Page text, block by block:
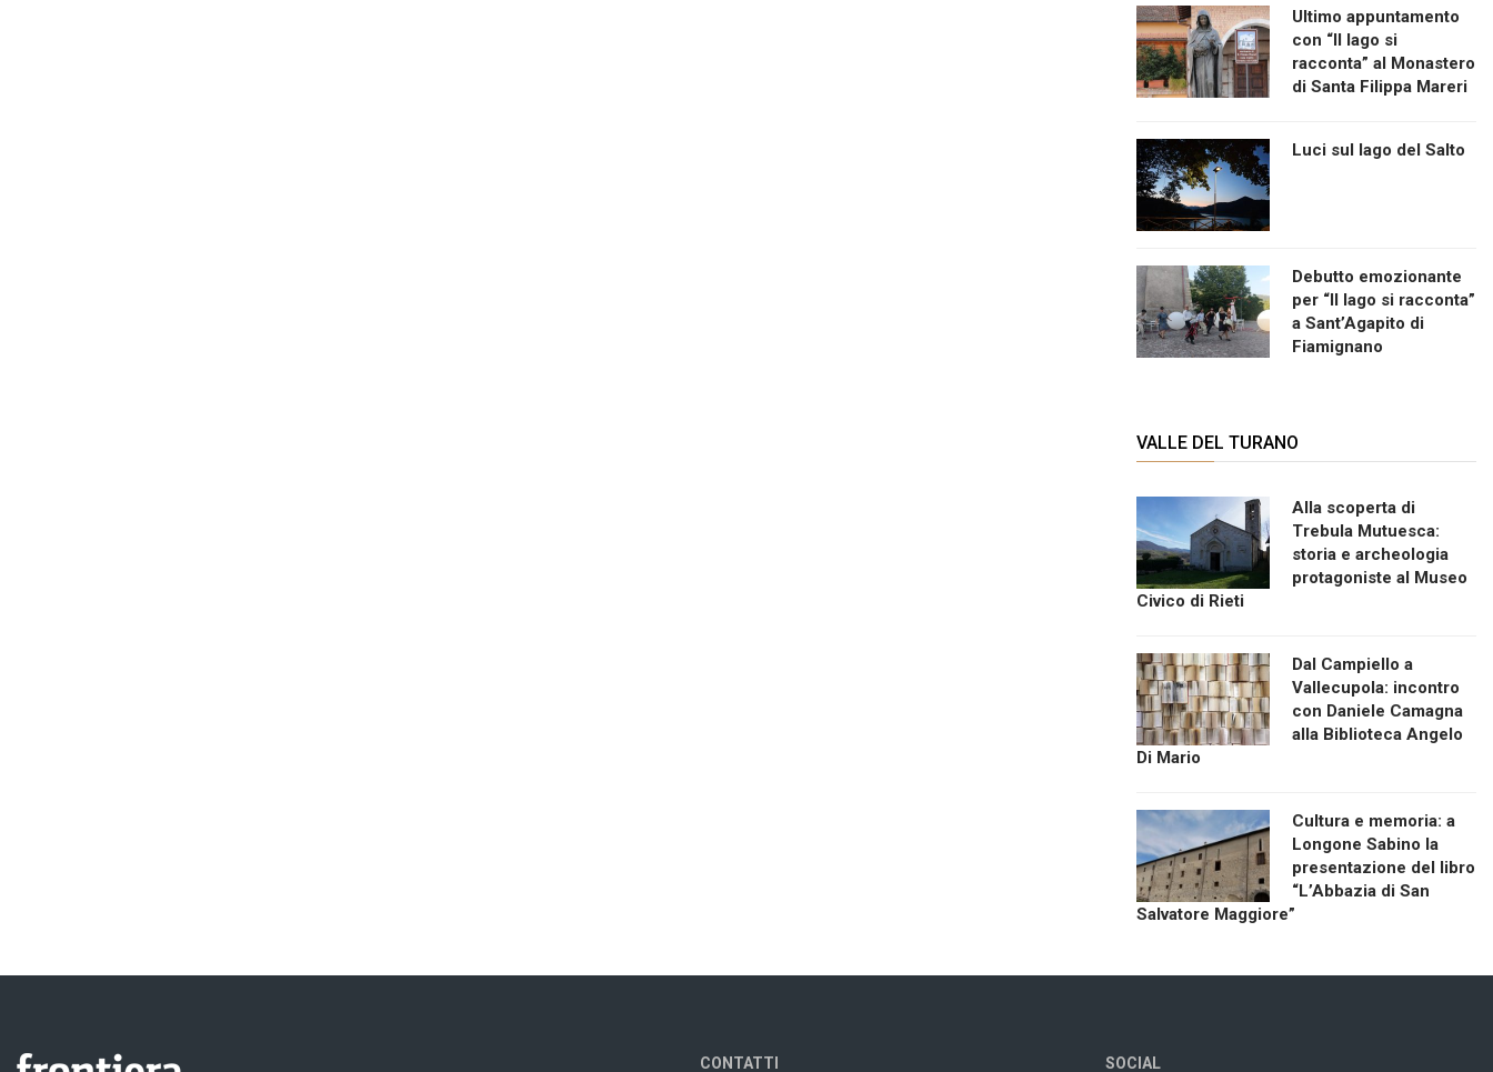
Ultimo appuntamento
con “Il lago si
racconta” al Monastero
di Santa Filippa Mareri
Luci sul lago del Salto
Debutto emozionante
per “Il lago si racconta”
a Sant’Agapito di
Fiamignano
VALLE DEL TURANO
Alla scoperta di
Trebula Mutuesca:
storia e archeologia
protagoniste al Museo
Civico di Rieti
Dal Campiello a
Vallecupola: incontro
con Daniele Camagna
alla Biblioteca Angelo
Di Mario
Cultura e memoria: a
Longone Sabino la
presentazione del libro
“L’Abbazia di San
Salvatore Maggiore”
CONTATTI SOCIAL